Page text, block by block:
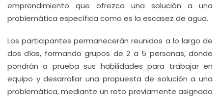
emprendimiento que ofrezca una solución a una
problemática específica como es la escasez de agua.
Los participantes permanecerán reunidos a lo largo de
dos días, formando grupos de 2 a 5 personas, donde
pondrán a prueba sus habilidades para trabajar en
equipo y desarrollar una propuesta de solución a una
problemática, mediante un reto previamente asignado